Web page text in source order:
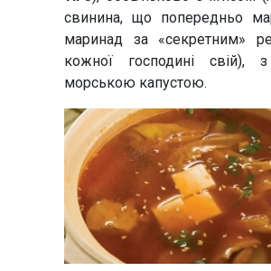
свинина, що попередньо
маринад за «секретним»
кожної господині свій),
морською капустою.